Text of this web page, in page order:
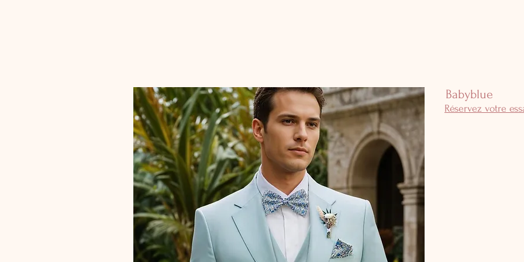
Babyblue
Réservez votre